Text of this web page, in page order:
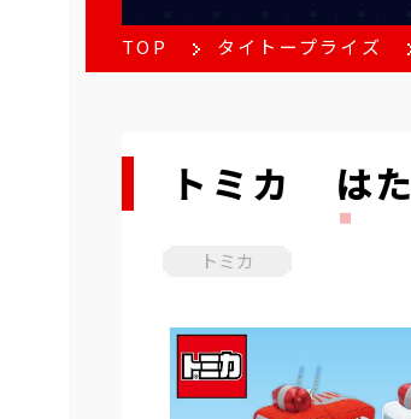
TOP タイトープライズ
トミカ は
トミカ